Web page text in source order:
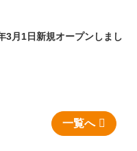
3月1日新規オープンしまし
一覧へ